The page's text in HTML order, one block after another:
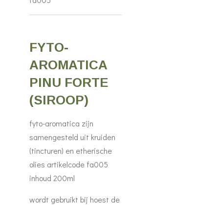
FYTO-
AROMATICA
PINU FORTE
(SIROOP)
fyto-aromatica zijn
samengesteld uit kruiden
(tincturen) en etherische
olies artikelcode fa005
inhoud 200ml
wordt gebruikt bij hoest de